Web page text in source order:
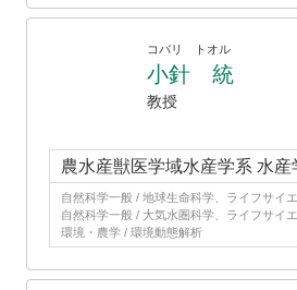
コバリ トオル
小針 統
教授
農水産獣医学域水産学系 水
自然科学一般 / 地球生命科学、ライフサイ
自然科学一般 / 大気水圏科学、ライフサイ
環境・農学 / 環境動態解析